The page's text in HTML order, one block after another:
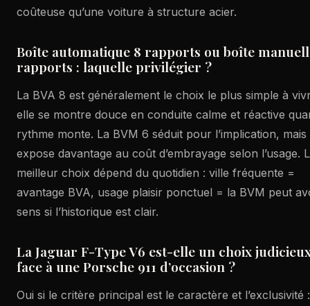
coûteuse qu’une voiture à structure acier.
Boîte automatique 8 rapports ou boîte
rapports : laquelle privilégier ?
La BVA 8 est généralement le choix le plus simple à
elle se montre douce en conduite calme et réactive
rythme monte. La BVM 6 séduit pour l’implication, mais
expose davantage au coût d’embrayage selon l’usage.
meilleur choix dépend du quotidien : ville fréquente =
avantage BVA, usage plaisir ponctuel = la BVM peut
sens si l’historique est clair.
La Jaguar F-Type V6 est-elle un choix
face à une Porsche 911 d’occasion ?
Oui si le critère principal est le caractère et l’exclusivité